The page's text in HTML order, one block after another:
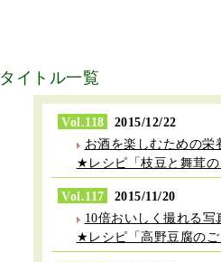
タイトル一覧
Vol.118
2015/12/22
お酒を楽しむための栄
★レシピ「枝豆と舞茸の
Vol.117
2015/11/20
10倍おいしく撮れる写
★レシピ「高野豆腐のご